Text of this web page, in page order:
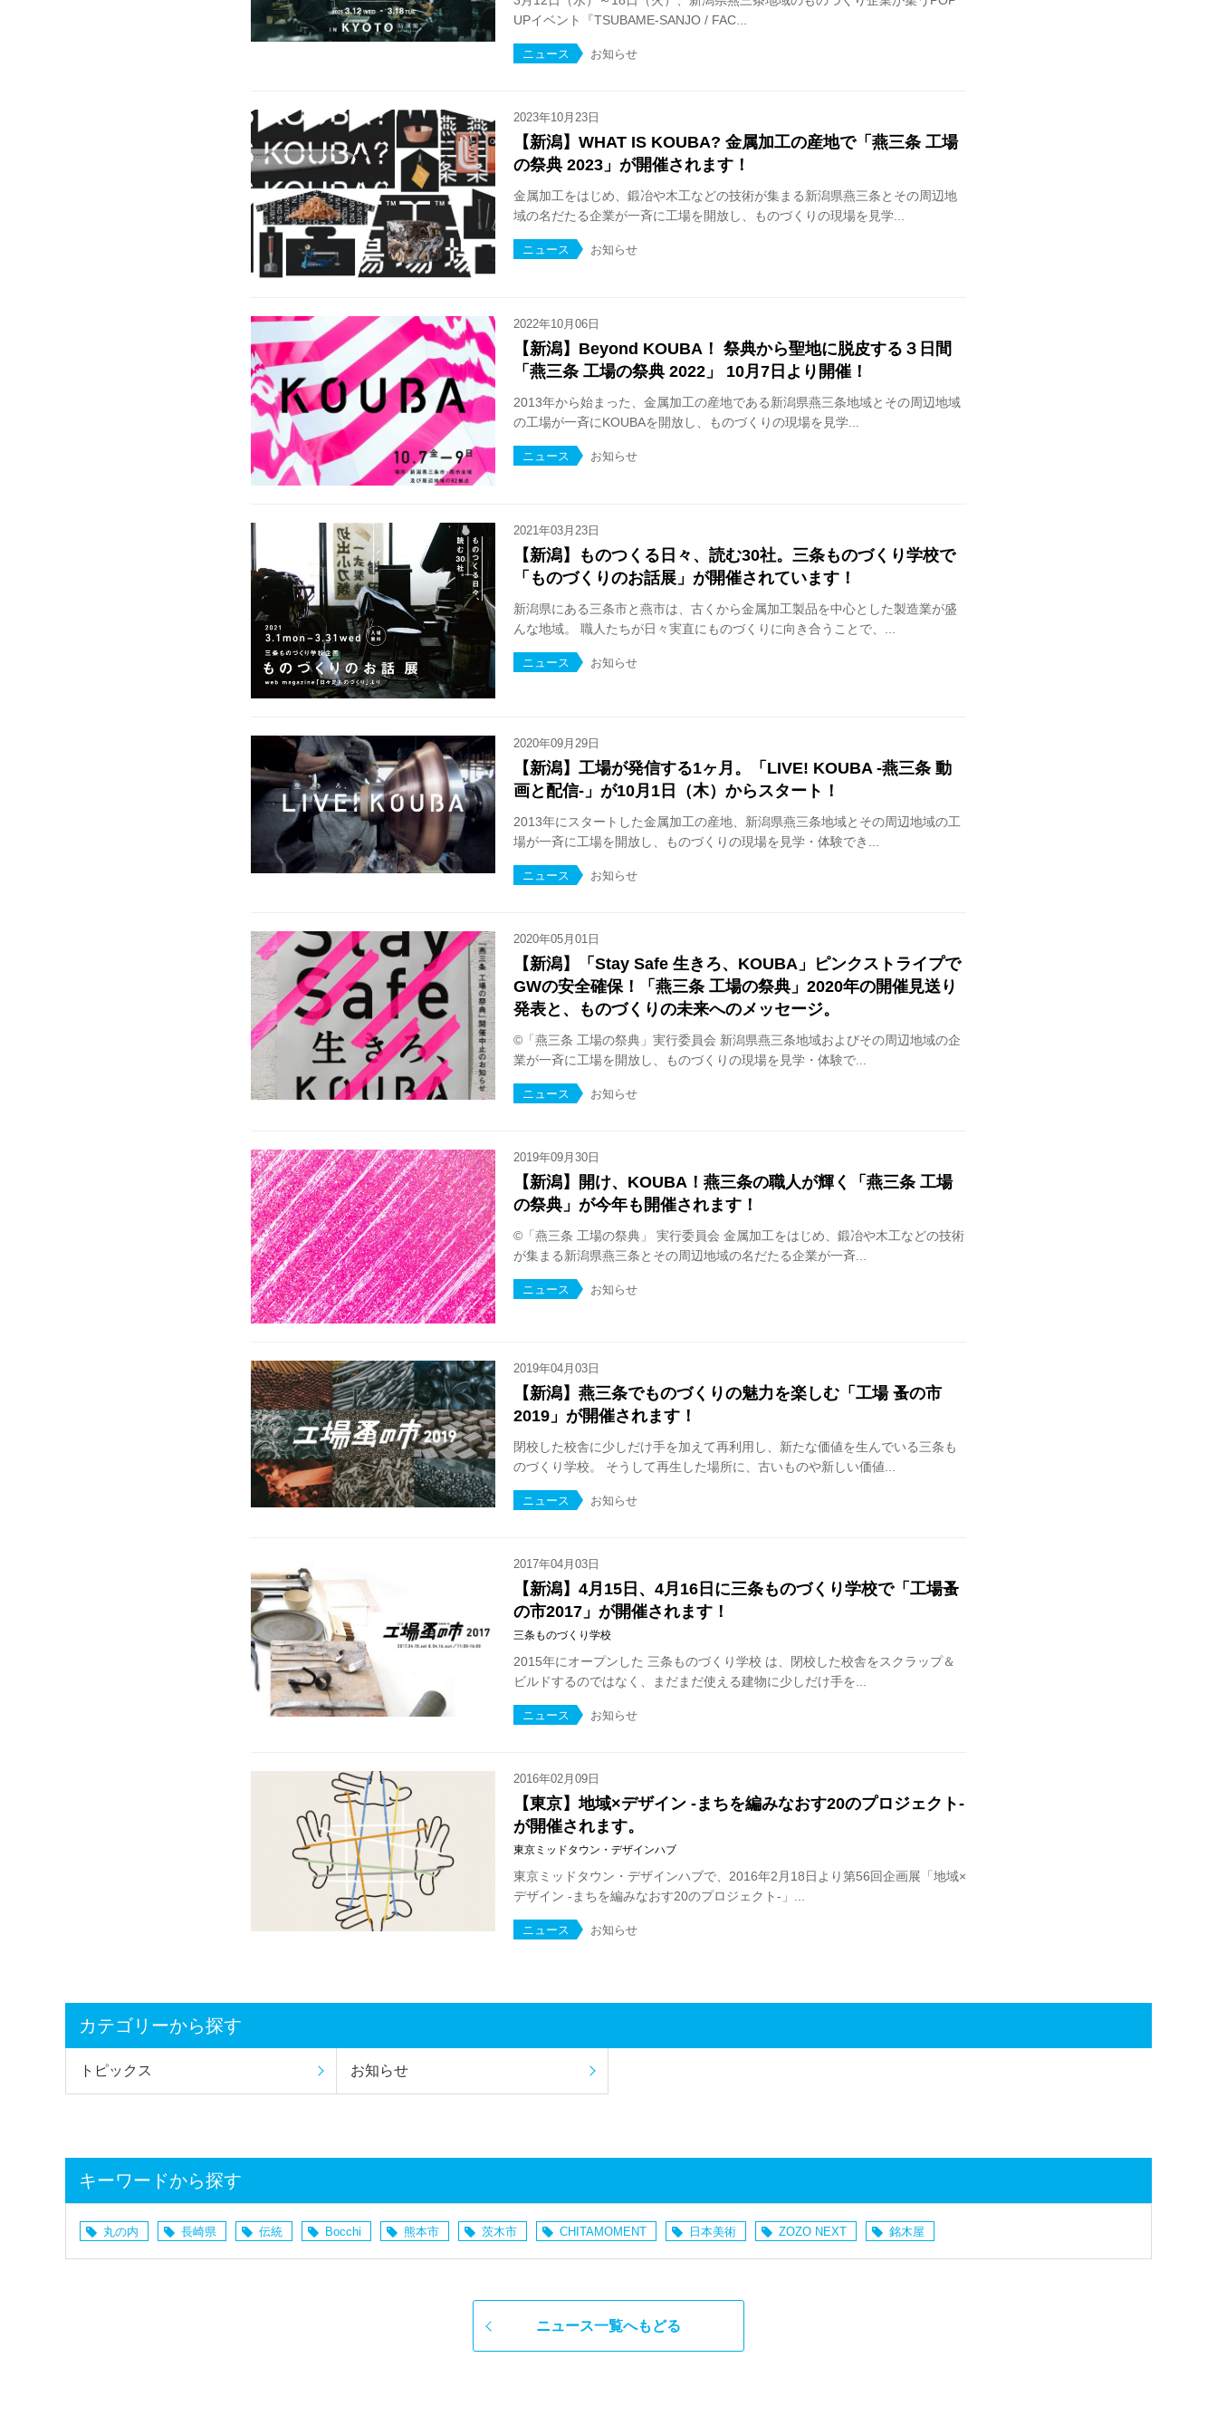
UPイベント『TSUBAME-SANJO / FAC...
ニュース お知らせ
2023年10月23日
【新潟】WHAT IS KOUBA? 金属加工の産地で「燕三条 工場
の祭典 2023」が開催されます！
金属加工をはじめ、鍛冶や木工などの技術が集まる新潟県燕三条とその周辺地
域の名だたる企業が一斉に工場を開放し、ものづくりの現場を見学...
ニュース お知らせ
2022年10月06日
【新潟】Beyond KOUBA！ 祭典から聖地に脱皮する３日間
「燕三条 工場の祭典 2022」 10月7日より開催！
2013年から始まった、金属加工の産地である新潟県燕三条地域とその周辺地域
の工場が一斉にKOUBAを開放し、ものづくりの現場を見学...
ニュース お知らせ
2021年03月23日
【新潟】ものつくる日々、読む30社。三条ものづくり学校で
「ものづくりのお話展」が開催されています！
新潟県にある三条市と燕市は、古くから金属加工製品を中心とした製造業が盛
んな地域。 職人たちが日々実直にものづくりに向き合うことで、...
ニュース お知らせ
2020年09月29日
【新潟】工場が発信する1ヶ月。「LIVE! KOUBA -燕三条 動
画と配信-」が10月1日（木）からスタート！
2013年にスタートした金属加工の産地、新潟県燕三条地域とその周辺地域の工
場が一斉に工場を開放し、ものづくりの現場を見学・体験でき...
ニュース お知らせ
2020年05月01日
【新潟】「Stay Safe 生きろ、KOUBA」ピンクストライプで
GWの安全確保！「燕三条 工場の祭典」2020年の開催見送り
発表と、ものづくりの未来へのメッセージ。
©︎「燕三条 工場の祭典」実行委員会 新潟県燕三条地域およびその周辺地域の企
業が一斉に工場を開放し、ものづくりの現場を見学・体験で...
ニュース お知らせ
2019年09月30日
【新潟】開け、KOUBA！燕三条の職人が輝く「燕三条 工場
の祭典」が今年も開催されます！
©「燕三条 工場の祭典」 実行委員会 金属加工をはじめ、鍛冶や木工などの技術
が集まる新潟県燕三条とその周辺地域の名だたる企業が一斉...
ニュース お知らせ
2019年04月03日
【新潟】燕三条でものづくりの魅力を楽しむ「工場 蚤の市
2019」が開催されます！
閉校した校舎に少しだけ手を加えて再利用し、新たな価値を生んでいる三条も
のづくり学校。 そうして再生した場所に、古いものや新しい価値...
ニュース お知らせ
2017年04月03日
【新潟】4月15日、4月16日に三条ものづくり学校で「工場蚤
の市2017」が開催されます！
三条ものづくり学校
2015年にオープンした 三条ものづくり学校 は、閉校した校舎をスクラップ＆
ビルドするのではなく、まだまだ使える建物に少しだけ手を...
ニュース お知らせ
2016年02月09日
【東京】地域×デザイン -まちを編みなおす20のプロジェクト-
が開催されます。
東京ミッドタウン・デザインハブ
東京ミッドタウン・デザインハブで、2016年2月18日より第56回企画展「地域×
デザイン -まちを編みなおす20のプロジェクト-」...
ニュース お知らせ
カテゴリーから探す
トピックス お知らせ
キーワードから探す
丸の内 長崎県 伝統 Bocchi 熊本市 茨木市 CHITAMOMENT 日本美術 ZOZO NEXT 銘木屋
ニュース一覧へもどる